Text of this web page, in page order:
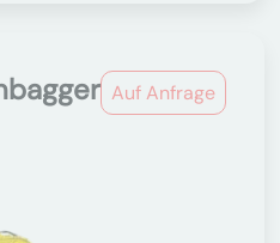
Auf Anfrage